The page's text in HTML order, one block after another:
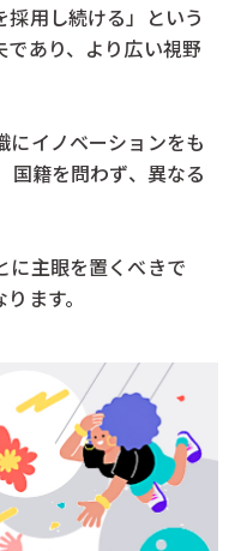
用し続ける」という
あり、より広い視野
イノベーションをも
国籍を問わず、異なる
に主眼を置くべきで
ます。